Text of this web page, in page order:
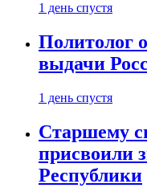
1 день спустя
Политолог
выдачи
1 день спустя
Старшему
присвоили
Республики